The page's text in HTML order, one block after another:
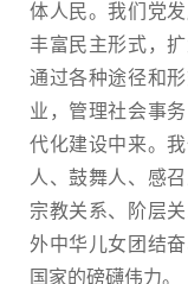
体人民。我们党
丰富民主形式，
通过各种途径和
业，管理社会事
代化建设中来。
人、鼓舞人、感
宗教关系、阶层
外中华儿女团结
国家的磅礴伟力。